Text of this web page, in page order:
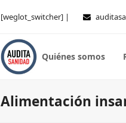
[weglot_switcher] |
Quiénes somos
Alimentación